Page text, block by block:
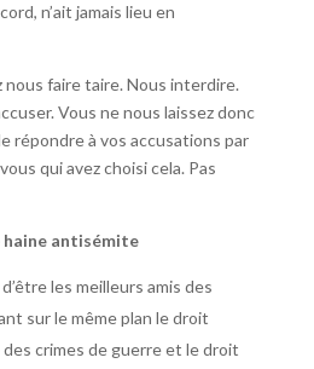
n’ait jamais lieu en
nous faire taire. Nous interdire.
Vous ne nous laissez donc
répondre à vos accusations par
qui avez choisi cela. Pas
haine antisémite
les meilleurs amis des
sur le même plan le droit
crimes de guerre et le droit